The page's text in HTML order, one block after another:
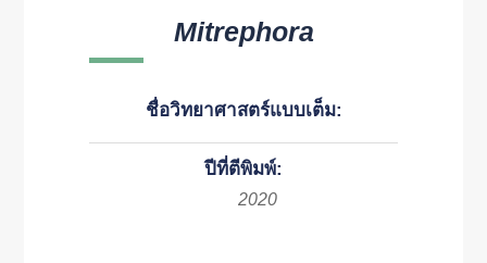
Mitrephora
ชื่อวิทยาศาสตร์แบบเต็ม:
ปีที่ตีพิมพ์:
2020